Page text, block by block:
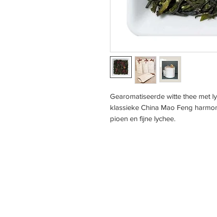
Gearomatiseerde witte thee met
klassieke China Mao Feng
pioen en fijne lychee.